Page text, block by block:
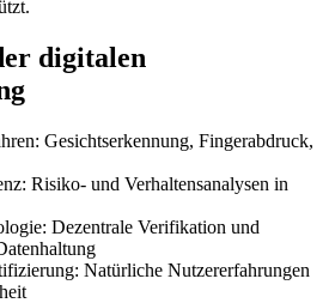
digitalen
Gesichtserkennung, Fingerabdruck,
Risiko- und Verhaltensanalysen in
Dezentrale Verifikation und
Natürliche Nutzererfahrungen